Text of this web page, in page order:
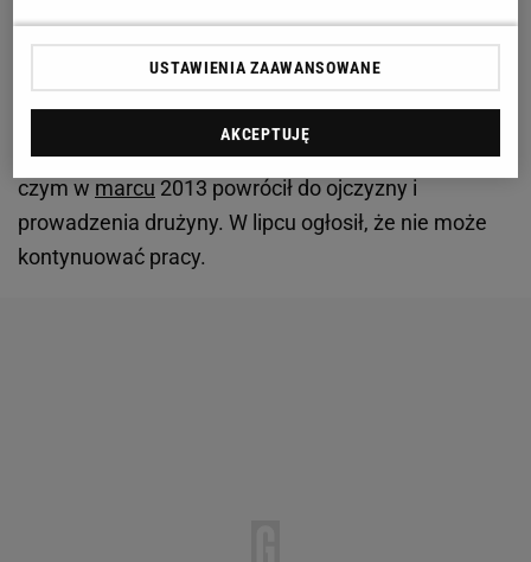
kilka tygodni jego obowiązki musiał przejąć asystent
Jordi Roura, bowiem u Vilanovy stwierdzono nawrót
ponad dwa miesiące leczył się w Nowym Jorku, po
czym w marcu 2013 powrócił do ojczyzny i
prowadzenia drużyny. W lipcu ogłosił, że nie może
kontynuować pracy.
USTAWIENIA ZAAWANSOWANE
AKCEPTUJĘ